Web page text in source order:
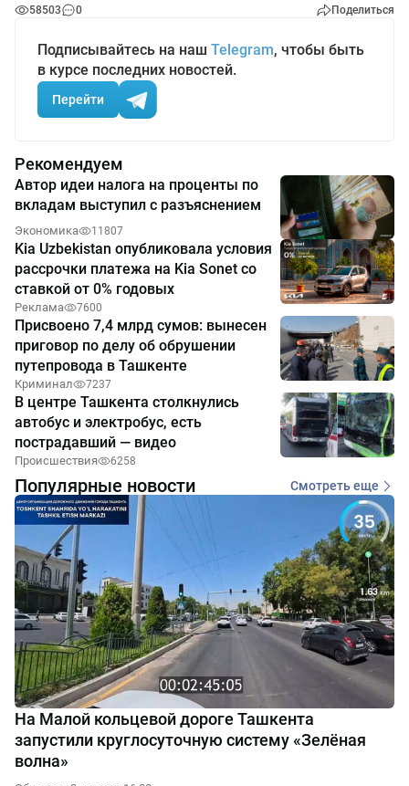
58503 0 Поделиться
Подписывайтесь на наш Telegram, чтобы быть
в курсе последних новостей.
Перейти
Рекомендуем
Автор идеи налога на проценты по
вкладам выступил с разъяснением
Экономика 11807
Kia Uzbekistan опубликовала условия
рассрочки платежа на Kia Sonet со
ставкой от 0% годовых
Реклама 7600
Присвоено 7,4 млрд сумов: вынесен
приговор по делу об обрушении
путепровода в Ташкенте
Криминал 7237
В центре Ташкента столкнулись
автобус и электробус, есть
пострадавший — видео
Происшествия 6258
Популярные новости Смотреть еще
На Малой кольцевой дороге Ташкента
запустили круглосуточную систему «Зелёная
волна»